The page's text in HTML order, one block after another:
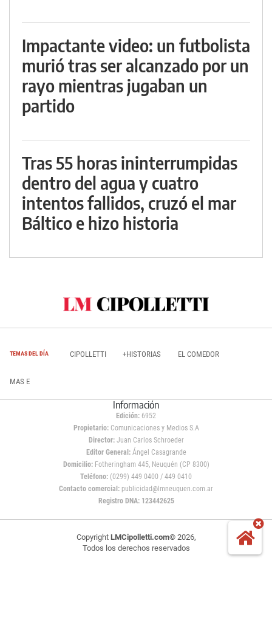
Impactante video: un futbolista
murió tras ser alcanzado por un
rayo mientras jugaban un
partido
Tras 55 horas ininterrumpidas
dentro del agua y cuatro
intentos fallidos, cruzó el mar
Báltico e hizo historia
TEMAS DEL DÍA CIPOLLETTI +HISTORIAS EL COMEDOR
MAS E
Información
Edición: 6952
Propietario:Comunicaciones y Medios S.A
Director: Juan Carlos Schroeder
Editor General:Ángel Casagrande
Domicilio:Fotheringham 445, Neuquén (CP 8300)
Teléfono: (0299) 449 0400 / 449 0410
Contacto comercial: publicidad@lmneuquen.com.ar
Registro DNA: 123442625
Copyright LMCipolletti.com© 2026,
Todos los derechos reservados